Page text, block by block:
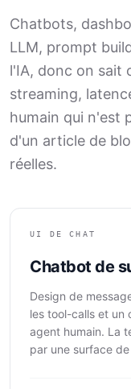
Chatbots,
LLM, prompt
l'IA, donc on sait
streaming,
humain qui n'est
d'un article de
réelles.
UI DE CHAT
Chatbot de
Design de
les tool-calls et un
agent humain. La
par une surface